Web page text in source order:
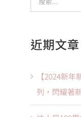
索
果：
近期文章
【2024新
列，閃耀著